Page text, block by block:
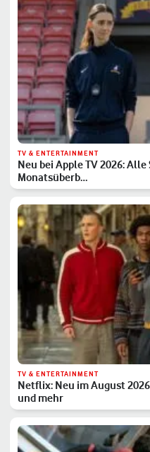
TV & ENTERTAINMENT
Neu bei Apple TV 2026:
Monatsüberb…
TV & ENTERTAINMENT
Netflix: Neu im August
und mehr